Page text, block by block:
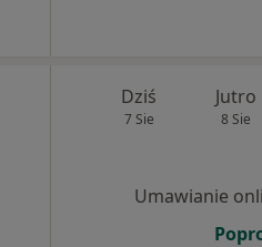
Dziś
7 Sie
Jutro
8 Sie
Umawianie